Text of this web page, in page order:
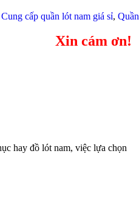
Cung cấp quần lót nam giá sỉ, Quần
Xin cám ơn!
hay đồ lót nam, việc lựa chọn